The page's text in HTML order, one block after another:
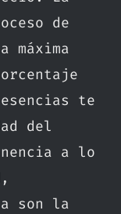
de
te
del
a lo
son la